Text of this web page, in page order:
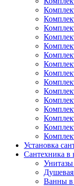
Установка
Сантехника в
Унитазы
Душевая
Ванны в